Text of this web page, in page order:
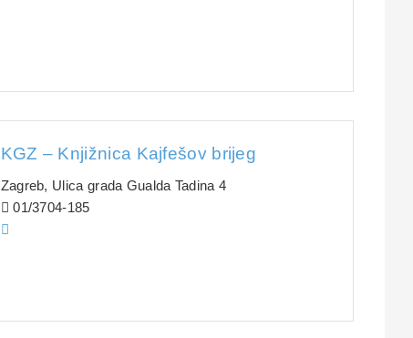
KGZ – Knjižnica Kajfešov brijeg
Zagreb, Ulica grada Gualda Tadina 4
01/3704-185